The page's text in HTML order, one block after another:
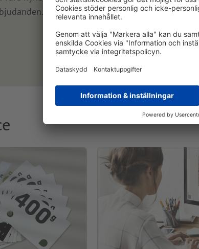
Prenumerera nu och säkra din